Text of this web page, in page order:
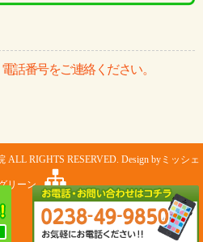
話番号をご連絡ください。
ALL RIGHTS RESERVED. Design byミッシェ
リーン